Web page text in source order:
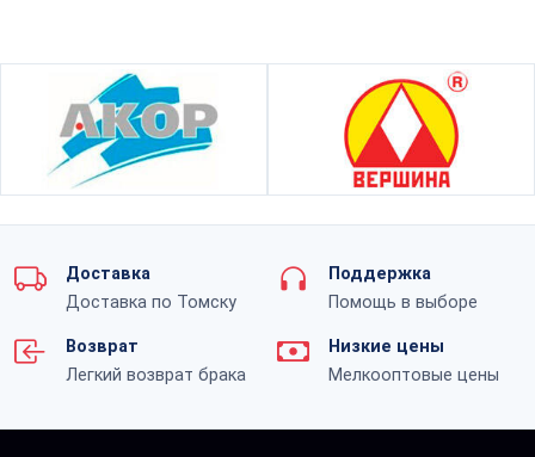
Доставка
Доставка по Томску
Поддержка
Помощь в выборе
Возврат
Легкий возврат брака
Низкие цены
Мелкооптовые цены